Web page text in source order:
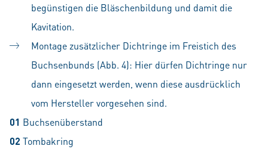
begünstigen die Bläschenbildung und damit die
Kavitation.
Montage zusätzlicher Dichtringe im Freistich des
Buchsenbunds (Abb. 4): Hier dürfen Dichtringe nur
dann eingesetzt werden, wenn diese ausdrücklich
vom Hersteller vorgesehen sind.
01 Buchsenüberstand
02 Tombakring